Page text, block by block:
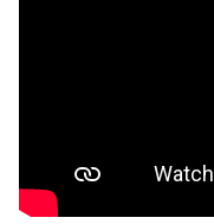
Социјална политика